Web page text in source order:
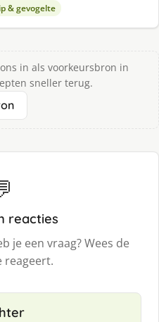
& gevogelte
in als voorkeursbron in
sneller terug.
reacties
je een vraag? Wees de
reageert.